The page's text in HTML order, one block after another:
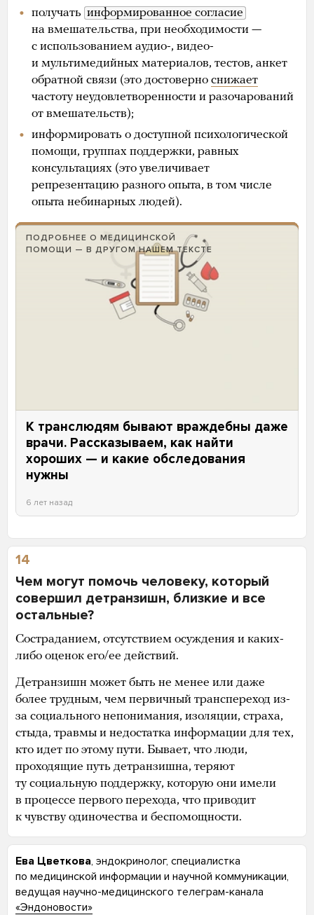
получать информированное согласие
на вмешательства, при необходимости —
с использованием аудио-, видео-
и мультимедийных материалов, тестов, анкет
обратной связи (это достоверно снижает
частоту неудовлетворенности и разочарований
от вмешательств);
информировать о доступной психологической
помощи, группах поддержки, равных
консультациях (это увеличивает
репрезентацию разного опыта, в том числе
опыта небинарных людей).
ПОДРОБНЕЕ О МЕДИЦИНСКОЙ
ПОМОЩИ — В ДРУГОМ НАШЕМ ТЕКСТЕ
К транслюдям бывают враждебны даже
врачи. Рассказываем, как найти
хороших — и какие обследования
нужны
6 лет назад
14
Чем могут помочь человеку, который
совершил детранзишн, близкие и все
остальные?
Состраданием, отсутствием осуждения и каких-
либо оценок его/ее действий.
Детранзишн может быть не менее или даже
более трудным, чем первичный транспереход из-
за социального непонимания, изоляции, страха,
стыда, травмы и недостатка информации для тех,
кто идет по этому пути. Бывает, что люди,
проходящие путь детранзишна, теряют
ту социальную поддержку, которую они имели
в процессе первого перехода, что приводит
к чувству одиночества и беспомощности.
Ева Цветкова, эндокринолог, специалистка
по медицинской информации и научной коммуникации,
ведущая научно-медицинского телеграм-канала
«Эндоновости»